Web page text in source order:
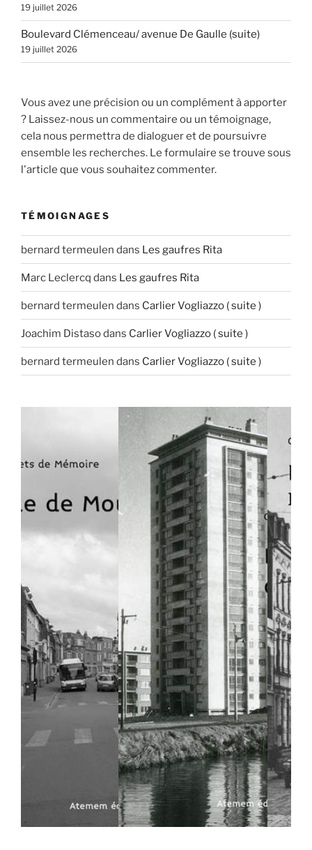
19 juillet 2026
Boulevard Clémenceau/ avenue De Gaulle (suite)
19 juillet 2026
Vous avez une précision ou un complément à apporter
? Laissez-nous un commentaire ou un témoignage,
cela nous permettra de dialoguer et de poursuivre
ensemble les recherches. Le formulaire se trouve sous
l'article que vous souhaitez commenter.
TÉMOIGNAGES
bernard termeulen dans Les gaufres Rita
Marc Leclercq dans Les gaufres Rita
bernard termeulen dans Carlier Vogliazzo ( suite )
Joachim Distasodans Carlier Vogliazzo ( suite )
bernard termeulen dans Carlier Vogliazzo ( suite )